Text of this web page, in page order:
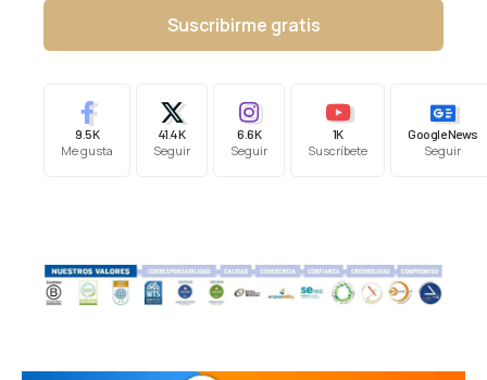
Suscribirme gratis
9.5K
Me gusta
41.4K
Seguir
6.6K
Seguir
1K
Suscríbete
Google News
Seguir